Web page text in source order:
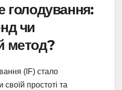
голодування:
чи
метод?
(IF) стало
простоті та